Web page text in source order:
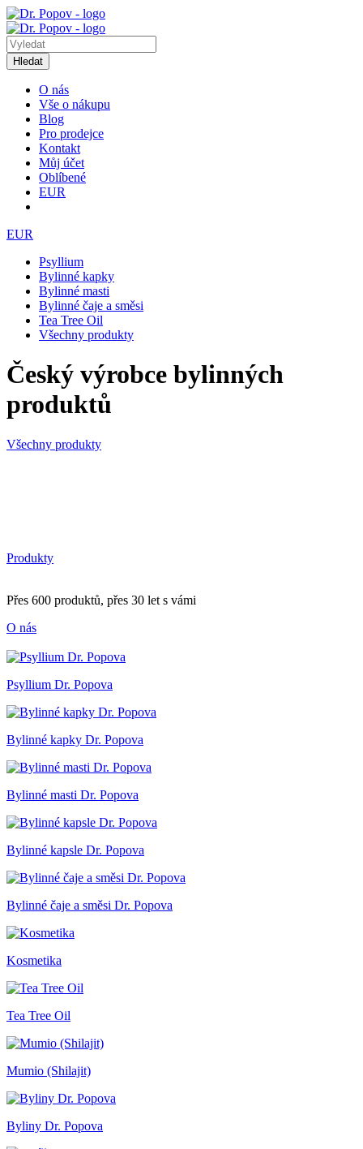
Hledat
O nás
Vše o nákupu
Blog
Pro prodejce
Kontakt
Můj účet
Oblíbené
EUR
EUR
Psyllium
Bylinné kapky
Bylinné masti
Bylinné čaje a směsi
Tea Tree Oil
Všechny produkty
Český výrobce bylinných
produktů
Všechny produkty
Produkty
Přes 600 produktů, přes 30 let s vámi
O nás
Psyllium Dr. Popova
Bylinné kapky Dr. Popova
Bylinné masti Dr. Popova
Bylinné kapsle Dr. Popova
Bylinné čaje a směsi Dr. Popova
Kosmetika
Tea Tree Oil
Mumio (Shilajit)
Byliny Dr. Popova